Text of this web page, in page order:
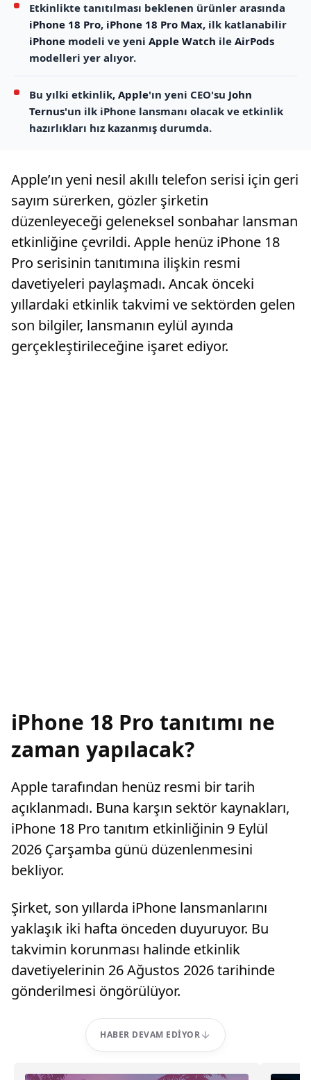
Etkinlikte tanıtılması beklenen ürünler arasında
iPhone 18 Pro, iPhone 18 Pro Max, ilk katlanabilir
iPhone modeli ve yeni Apple Watch ile AirPods
modelleri yer alıyor.
Bu yılki etkinlik, Apple'ın yeni CEO'su John
Ternus'un ilk iPhone lansmanı olacak ve etkinlik
hazırlıkları hız kazanmış durumda.
Apple’ın yeni nesil akıllı telefon serisi için geri
sayım sürerken, gözler şirketin
düzenleyeceği geleneksel sonbahar lansman
etkinliğine çevrildi. Apple henüz iPhone 18
Pro serisinin tanıtımına ilişkin resmi
davetiyeleri paylaşmadı. Ancak önceki
yıllardaki etkinlik takvimi ve sektörden gelen
son bilgiler, lansmanın eylül ayında
gerçekleştirileceğine işaret ediyor.
iPhone 18 Pro tanıtımı ne
zaman yapılacak?
Apple tarafından henüz resmi bir tarih
açıklanmadı. Buna karşın sektör kaynakları,
iPhone 18 Pro tanıtım etkinliğinin 9 Eylül
2026 Çarşamba günü düzenlenmesini
bekliyor.
Şirket, son yıllarda iPhone lansmanlarını
yaklaşık iki hafta önceden duyuruyor. Bu
takvimin korunması halinde etkinlik
davetiyelerinin 26 Ağustos 2026 tarihinde
gönderilmesi öngörülüyor.
HABER DEVAM EDIYOR